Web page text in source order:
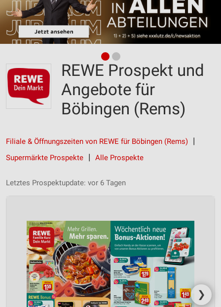
REWE Prospekt und
Angebote für
Böbingen (Rems)
Filiale & Öffnungszeiten von REWE für Böbingen (Rems)
Supermärkte Prospekte
Alle Prospekte
Letztes Prospektupdate: vor 6 Tagen
❯